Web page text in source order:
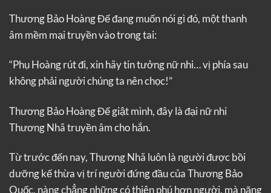
Thương Bảo Hoàng Đế đang muốn nói gì đó, một thanh
âm mềm mại truyền vào trong tai:
“Phụ Hoàng rút đi, xin hãy tin tưởng nữ nhi… vị phía sau
không phải người chúng ta nên chọc!”
Thương Bảo Hoàng Đế giật mình, đây là đại nữ nhi
Thương Nhã truyền âm cho hắn.
Từ trước đến nay, Thương Nhã luôn là người được bồi
dưỡng kế thừa vị trí người đứng đầu của Thương Bảo
Quốc, nàng chẳng những có thiên phú hơn người, mà năng